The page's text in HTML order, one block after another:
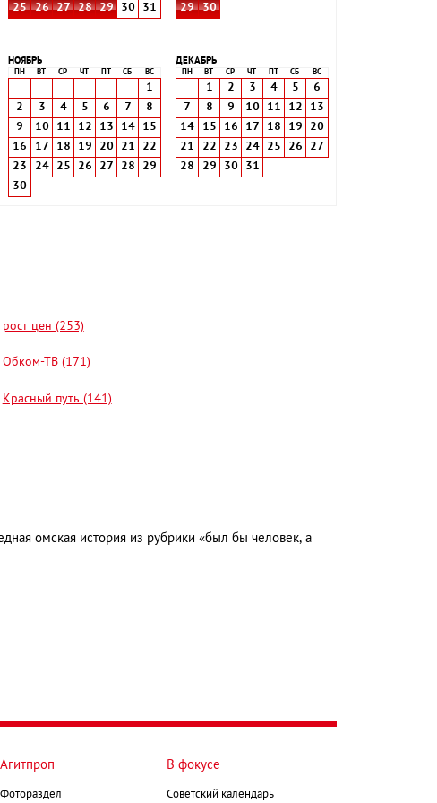
25
26 27 28 29 30 31
29
30
НОЯБРЬ
ПН ВТ СР ЧТ СБ ВС
1
2
3 4 5 6 7
8
9
10 11 12 13 14
15
16
17 18 19 20 21
22
23
24 25 26 27 28
29
30
ДЕКАБРЬ
ПН ВТ СР ЧТ СБ ВС
1 2 3 4 5
6
7
8 9 10 11 12
13
14
15 16 17 18 19
20
21
22 23 24 25 26
27
28
29 30 31
рост цен (253)
Обком-ТВ (171)
Красный путь (141)
омская история из рубрики «был бы человек, а
Агитпроп
Фотораздел
В фокусе
Советский календарь